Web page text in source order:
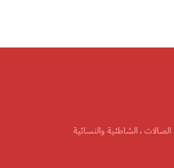
، الشاطئية والنسائية